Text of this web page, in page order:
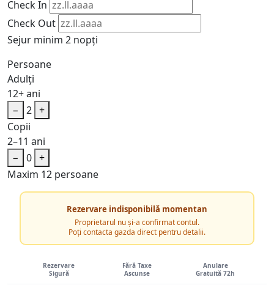
Check In
Check Out
Sejur minim 2 nopți
Persoane
Adulți
12+ ani
−
2 +
Copii
2–11 ani
−
0 +
Maxim 12 persoane
Rezervare indisponibilă momentan
Proprietarul nu și-a confirmat contul.
Poți contacta gazda direct pentru detalii.
Rezervare
Sigură
Fără Taxe
Ascunse
Anulare
Gratuită 72h